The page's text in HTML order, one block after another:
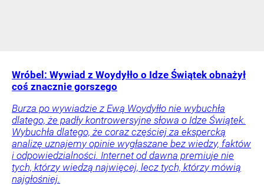
Wróbel: Wywiad z Woydyłło o Idze Świątek obnażył
coś znacznie gorszego
Burza po wywiadzie z Ewą Woydyłło nie wybuchła
dlatego, że padły kontrowersyjne słowa o Idze Świątek.
Wybuchła dlatego, że coraz częściej za ekspercką
analizę uznajemy opinie wygłaszane bez wiedzy, faktów
i odpowiedzialności. Internet od dawna premiuje nie
tych, którzy wiedzą najwięcej, lecz tych, którzy mówią
najgłośniej.